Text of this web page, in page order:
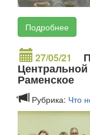
Подробнее
27/05/21
Центральной
Раменское
Рубрика: Что